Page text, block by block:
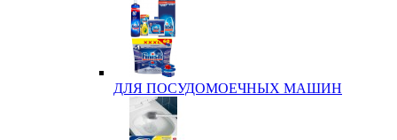
ДЛЯ ПОСУДОМОЕЧНЫХ МАШИН